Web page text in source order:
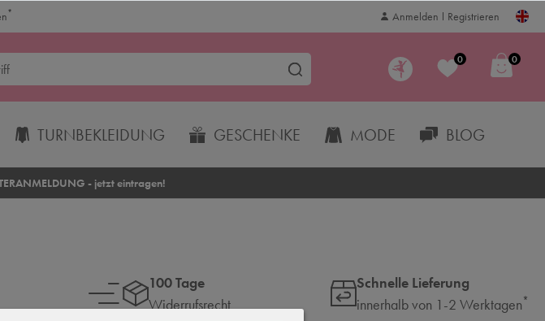
* Anmelden Registrieren
0 0
TURNBEKLEIDUNG GESCHENKE MODE BLOG
- jetzt eintragen!
100 Tage
Widerrufsrecht
Schnelle Lieferung
innerhalb von 1-2 Werktagen*